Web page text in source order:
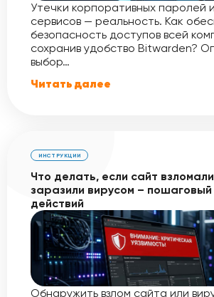
Утечки корпоративных паролей
сервисов — реальность. Как
безопасность доступов всей
сохранив удобство Bitwarden?
выбор…
Читать далее
ИНСТРУКЦИИ
Что делать, если сайт
заразили вирусом – пошаговый
действий
Обнаружить взлом сайта или